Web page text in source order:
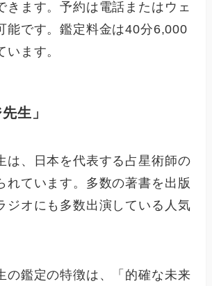
きます。予約は電話またはウェ
能です。鑑定料金は40分6,000
います。
生」
は、日本を代表する占星術師の
れています。多数の著書を出版
ジオにも多数出演している人気
の鑑定の特徴は、「的確な未来